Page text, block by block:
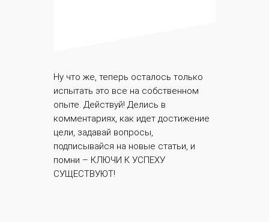
Ну что же, теперь осталось только
испытать это все на собственном
опыте. Действуй! Делись в
комментариях, как идет достижение
цели, задавай вопросы,
подписывайся на новые статьи, и
помни – КЛЮЧИ К УСПЕХУ
СУЩЕСТВУЮТ!